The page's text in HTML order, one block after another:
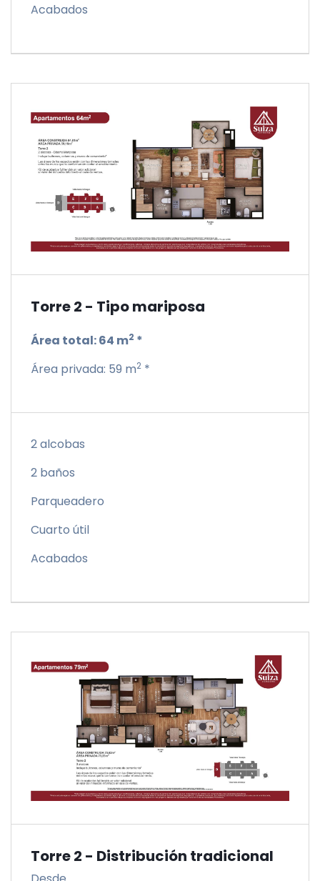
Acabados
Torre 2 - Tipo mariposa
Área total:64 m2 *
Área privada: 59 m2 *
2 alcobas
2 baños
Parqueadero
Cuarto útil
Acabados
Torre 2 - Distribución tradicional